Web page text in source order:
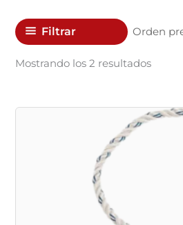
Filtrar
Mostrando los 2 resultados